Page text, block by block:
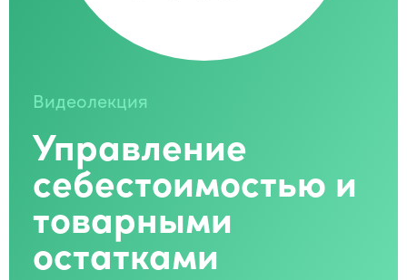
Видеолекция
Управление
себестоимостью и
товарными
остатками